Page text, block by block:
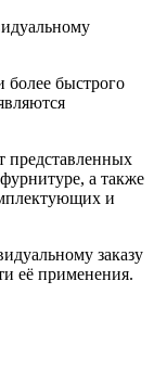
более быстрого
представленных
а также
и
заказу
её применения.